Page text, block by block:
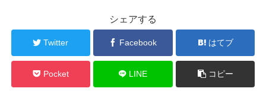
シェアする
Twitter Facebook はてブ
Pocket LINE コピー